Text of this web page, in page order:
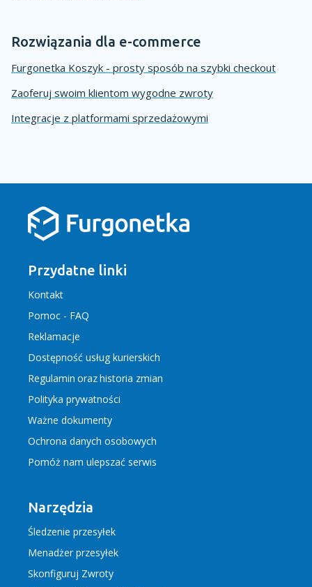
Rozwiązania dla e-commerce
Furgonetka Koszyk - prosty sposób na szybki checkout
Zaoferuj swoim klientom wygodne zwroty
Integracje z platformami sprzedażowymi
Przydatne linki
Kontakt
Pomoc - FAQ
Reklamacje
Dostępność usług kurierskich
Regulamin orazhistoria zmian
Polityka prywatności
Ważne dokumenty
Ochrona danych osobowych
Pomóż nam ulepszać serwis
Narzędzia
Śledzenie przesyłek
Menadżer przesyłek
Skonfiguruj Zwroty